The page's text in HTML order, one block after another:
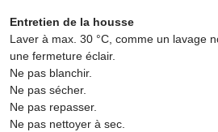
Entretien de la housse
Laver à max. 30 °C, comme un lavage
une fermeture éclair.
Ne pas blanchir.
Ne pas sécher.
Ne pas repasser.
Ne pas nettoyer à sec.